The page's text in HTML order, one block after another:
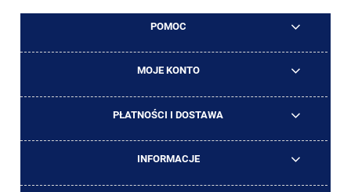
POMOC
MOJE KONTO
PŁATNOŚCI I DOSTAWA
INFORMACJE